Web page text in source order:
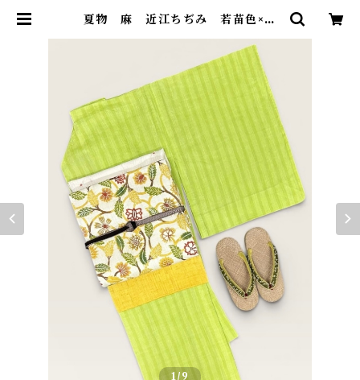
夏物 麻 近江ちぢみ 若苗色×若
丈 69㎝ K6839 | 着物 ひょうた
1/9